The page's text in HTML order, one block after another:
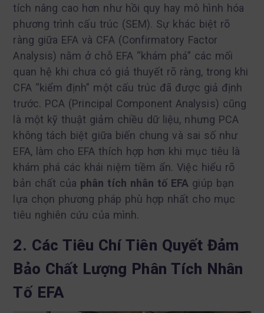
tích nâng cao hơn như hồi quy hay mô hình hóa
phương trình cấu trúc (SEM). Sự khác biệt rõ
ràng giữa EFA và CFA (Confirmatory Factor
Analysis) nằm ở chỗ EFA “khám phá” các mối
quan hệ khi chưa có giả thuyết rõ ràng, trong khi
CFA “kiểm định” một cấu trúc đã được giả định
trước. PCA (Principal Component Analysis) cũng
là một kỹ thuật giảm chiều dữ liệu, nhưng PCA
không tách biệt giữa biến chung và sai số như
EFA, làm cho EFA thích hợp hơn khi mục tiêu là
khám phá các khái niệm tiềm ẩn. Việc hiểu rõ
bản chất của phân tích nhân tố EFA giúp bạn
lựa chọn phương pháp phù hợp nhất cho mục
tiêu nghiên cứu của mình.
2. Các Tiêu Chí Tiên Quyết Đảm
Bảo Chất Lượng Phân Tích Nhân
Tố EFA